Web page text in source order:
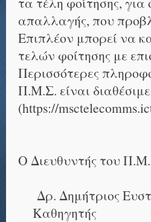
απαλλαγής, που
Επιπλέον μπορεί να
τελών φοίτησης με
Περισσότερες
Π.Μ.Σ. είναι
(https://
Ο Διευθυντής του
Δρ. Δημήτριος
Καθηγητής